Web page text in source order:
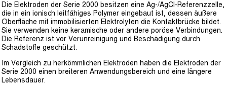
Die Elektroden der Serie 2000 besitzen eine Ag-/AgCl-Referenzzelle,
die in ein ionisch leitfähiges Polymer eingebaut ist, dessen äußere
Oberfläche mit immobilisierten Elektrolyten die Kontaktbrücke bildet.
Sie verwenden keine keramische oder andere poröse Verbindungen.
Die Referenz ist vor Verunreinigung und Beschädigung durch
Schadstoffe geschützt.
Im Vergleich zu herkömmlichen Elektroden haben die Elektroden der
Serie 2000 einen breiteren Anwendungsbereich und eine längere
Lebensdauer.